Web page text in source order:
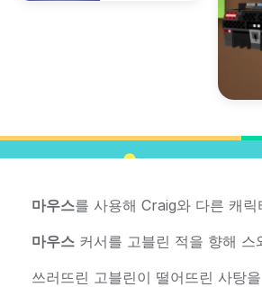
마우스를 사용해 Craig와 다른 캐
마우스 커서를 고블린 적을 향해
쓰러뜨린 고블린이 떨어뜨린 사탕